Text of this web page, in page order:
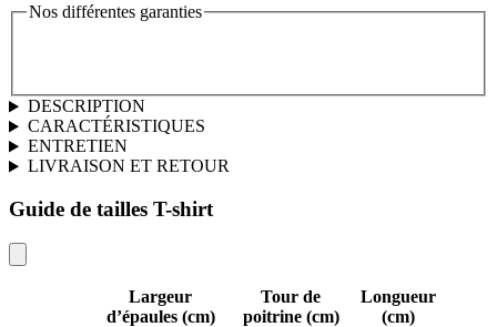
Nos différentes garanties
DESCRIPTION
CARACTÉRISTIQUES
ENTRETIEN
LIVRAISON ET RETOUR
Guide de tailles T-shirt
Largeur
d’épaules (cm)
Tour de
poitrine (cm)
Longueur
(cm)